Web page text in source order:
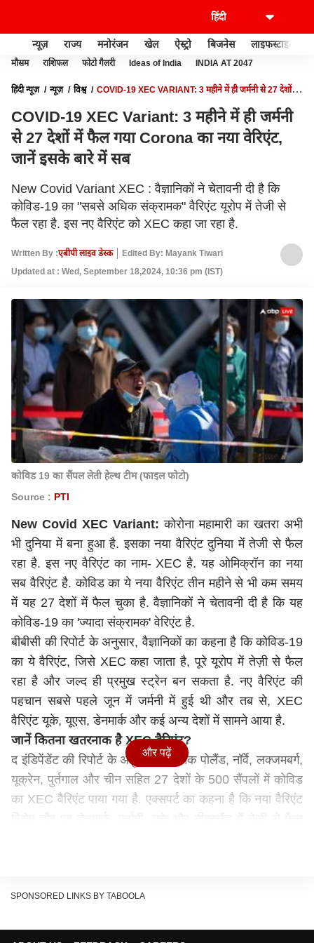
न्यूज़ राज्य मनोरंजन खेल ऐस्ट्रो बिजनेस लाइफस्टाइल
मौसम राशिफल फोटो गैलरी Ideas of India INDIA AT 2047
हिंदी न्यूज़ न्यूज़ विश्व
COVID-19 XEC VARIANT: 3 महीने में ही जर्मनी से 27 देशों में
COVID-19 XEC Variant: 3 महीने में ही जर्मनी
से 27 देशों में फैल गया Corona का नया वेरिएंट,
जानें इसके बारे में सब
New Covid Variant XEC : वैज्ञानिकों ने चेतावनी दी है कि
कोविड-19 का "सबसे अधिक संक्रामक" वैरिएंट यूरोप में तेजी से
फैल रहा है. इस नए वैरिएंट को XEC कहा जा रहा है.
Written By :एबीपी लाइव डेस्क
Edited By: Mayank Tiwari
Updated at : Wed, September 18,2024, 10:36 pm (IST)
कोविड 19 का सैंपल लेती हेल्थ टीम (फाइल फोटो)
Source : PTI
New Covid XEC Variant:कोरोना महामारी का खतरा अभी
भी दुनिया में बना हुआ है. इसका नया वैरिएंट दुनिया में तेजी से फैल
रहा है. इस नए वैरिएंट का नाम- XEC है. यह ओमिक्रॉन का नया
सब वैरिएंट है. कोविड का ये नया वैरिएंट तीन महीने से भी कम समय
में यह 27 देशों में फैल चुका है. वैज्ञानिकों ने चेतावनी दी है कि यह
कोविड-19 का 'ज्यादा संक्रामक' वेरिएंट है.
बीबीसी की रिपोर्ट के अनुसार, वैज्ञानिकों का कहना है कि कोविड-19
का ये वैरिएंट, जिसे XEC कहा जाता है, पूरे यूरोप में तेज़ी से फैल
रहा है और जल्द ही प्रमुख स्ट्रेन बन सकता है. नए वैरिएंट की
पहचान सबसे पहले जून में जर्मनी में हुई थी और तब से, XEC
वैरिएंट यूके, यूएस, डेनमार्क और कई अन्य देशों में सामने आया है.
जानें कितना खतरनाक है XEC वैरिएंट?
द इंडिपेंडेंट की रिपोर्ट के अनुसार, अब तक पोलैंड, नॉर्वे, लक्जमबर्ग,
यूक्रेन, पुर्तगाल और चीन सहित 27 देशों के 500 सैंपलों में कोविड
का XEC वैरिएंट पाया गया है. एक्सपर्ट का कहना है कि नया वैरिएंट
मौसम में इसके फैलने में मदद कर सकते हैं, हालांकि, वैक्सीन अभी भी
और पढ़ें
SPONSORED LINKS BY TABOOLA